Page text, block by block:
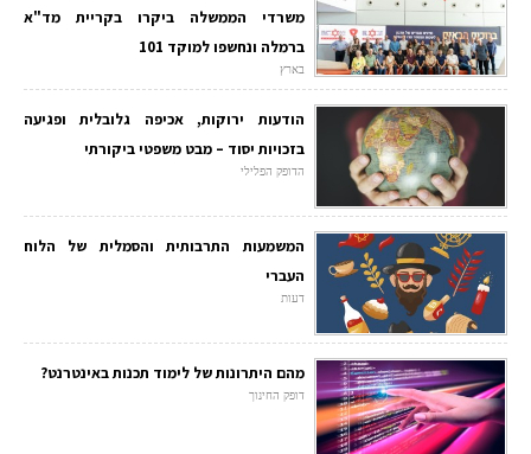
משרדי הממשלה ביקרו בקריית מד"א
ברמלה ונחשפו למוקד 101
בארץ
הודעות ירוקות, אכיפה גלובלית ופגיעה
בזכויות יסוד – מבט משפטי ביקורתי
הדופק הפלילי
המשמעות התרבותית והסמלית של הלוח
העברי
דעות
מהם היתרונות של לימוד תכנות באינטרנט?
דופק החינוך